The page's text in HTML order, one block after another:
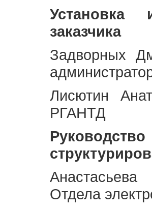
заказчика
Задворных
Лисютин
РГАНТД
Отдела